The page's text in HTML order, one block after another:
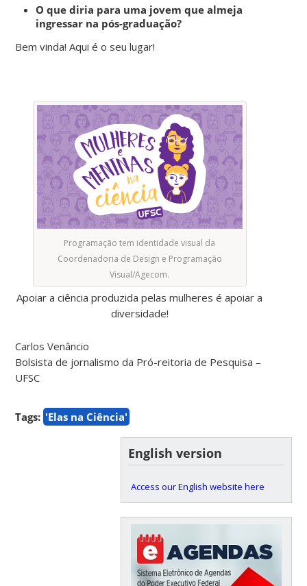
O que diria para uma jovem que almeja
ingressar na pós-graduação?
Bem vinda! Aqui é o seu lugar!
Programação tem identidade visual da
Coordenadoria de Design e Programação
Visual/Agecom.
Apoiar a ciência produzida pelas mulheres é apoiar a
diversidade!
Carlos Venâncio
Bolsista de jornalismo da Pró-reitoria de Pesquisa –
UFSC
Tags: 'Elas na Ciência'
English version
Access our English website here